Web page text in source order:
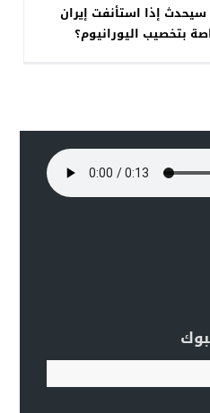
إذا استأنفت إيران
بتخصيب اليورانيوم؟